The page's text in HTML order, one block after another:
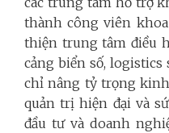
thành công viên
thiện trung tâm điều
cảng biển số, logistics
chỉ nâng tỷ trọng
quản trị hiện đại và
đầu tư và doanh